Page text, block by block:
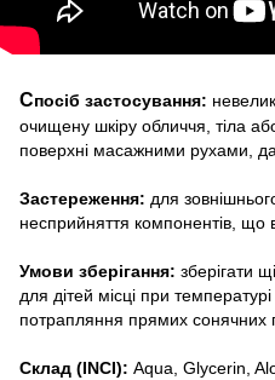
Спосіб застосування:
очищену шкіру обличчя, тіла
поверхні масажними рухами,
Застереження: для
несприйняття компонентів, що
Умови зберігання: зберігати
для дітей місці при
потрапляння прямих сонячних
Склад (INCI): Aqua, Glycerin,